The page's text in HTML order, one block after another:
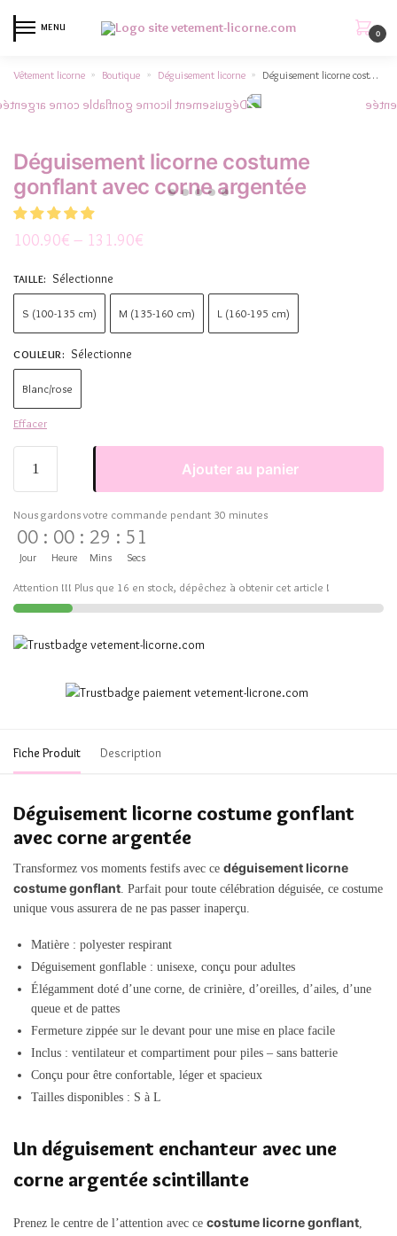
MENU
0
Vêtement licorne » Boutique » Déguisement licorne » Déguisement licorne costume gonflant avec corne argentée
Déguisement licorne costume
gonflant avec corne argentée
100.90€ – 131.90€
TAILLE: Sélectionne
S (100-135 cm) M (135-160 cm) L (160-195 cm)
COULEUR: Sélectionne
Blanc/rose
Effacer
Ajouter au panier
Nous gardons votre commande pendant 30 minutes
00
Jour
: 00
Heure
: 29
Mins
: 51
Secs
Attention !!! Plus que 16 en stock, dépêchez à obtenir cet article !
Fiche Produit Description
Déguisement licorne costume gonflant
avec corne argentée
Transformez vos moments festifs avec ce déguisement licorne
costume gonflant. Parfait pour toute célébration déguisée, ce costume
unique vous assurera de ne pas passer inaperçu.
Matière : polyester respirant
Déguisement gonflable : unisexe, conçu pour adultes
Élégamment doté d’une corne, de crinière, d’oreilles, d’ailes, d’une
queue et de pattes
Fermeture zippée sur le devant pour une mise en place facile
Inclus : ventilateur et compartiment pour piles – sans batterie
Conçu pour être confortable, léger et spacieux
Tailles disponibles : S à L
Un déguisement enchanteur avec une
corne argentée scintillante
Prenez le centre de l’attention avec ce costume licorne gonflant